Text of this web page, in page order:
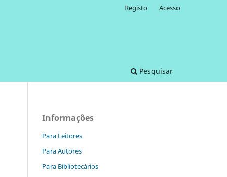
Pesquisar
Registo Acesso
Informações
Para Leitores
Para Autores
Para Bibliotecários